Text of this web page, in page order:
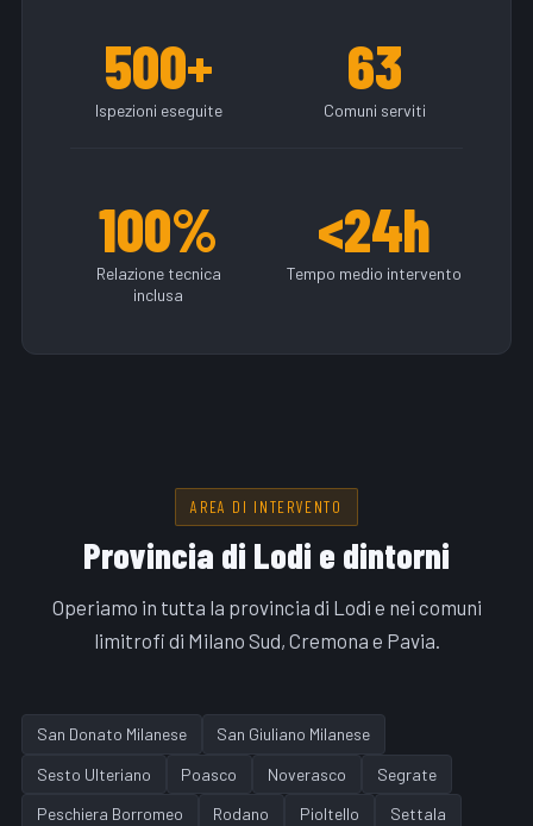
500+
Ispezioni eseguite
63
Comuni serviti
100%
Relazione tecnica
inclusa
<24h
Tempo medio intervento
AREA DI INTERVENTO
Provincia di Lodi e dintorni
Operiamo in tutta la provincia di Lodi e nei comuni
limitrofi di Milano Sud, Cremona e Pavia.
San Donato Milanese
San Giuliano Milanese
Sesto Ulteriano
Poasco Noverasco
Segrate
Peschiera Borromeo
Rodano Pioltello
Settala